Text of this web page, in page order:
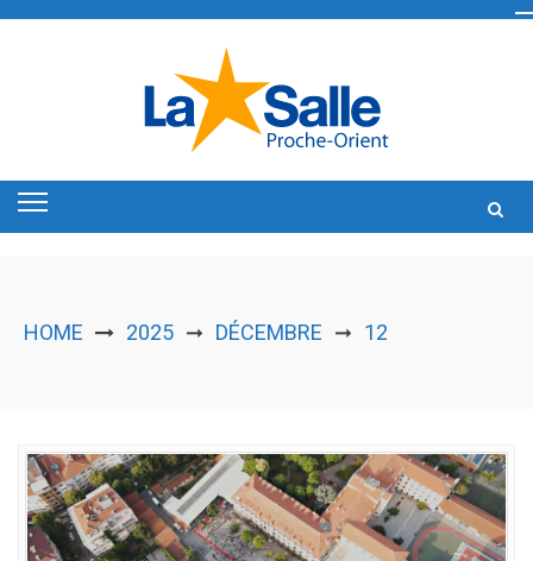
HOME 2025 ➞ DÉCEMBRE ➞ 12